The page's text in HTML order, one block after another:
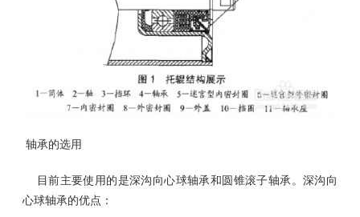
轴承的选用
目前主要使用的是深沟向心球轴承和圆锥滚子轴承。深沟向
心球轴承的优点：